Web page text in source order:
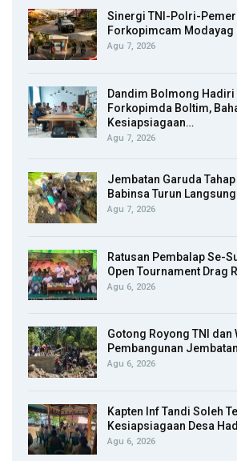
Sinergi TNI-Polri-
Forkopimcam
Agu 7, 2026
Dandim Bolmong Hadiri
Forkopimda Boltim,
Kesiapsiagaan…
Agu 7, 2026
Jembatan Garuda
Babinsa Turun
Agu 7, 2026
Ratusan Pembalap Se-
Open Tournament Drag
Agu 6, 2026
Gotong Royong TNI dan
Pembangunan
Agu 6, 2026
Kapten Inf Tandi Soleh
Kesiapsiagaan Desa
Agu 6, 2026